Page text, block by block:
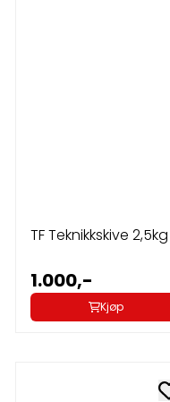
TF Teknikkskive 2,5kg
1.000,-
Kjøp